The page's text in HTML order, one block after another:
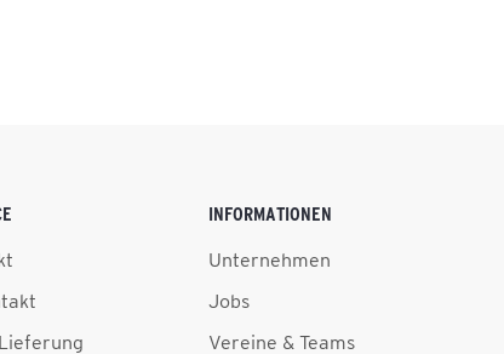
INFORMATIONEN
Unternehmen
Jobs
Vereine & Teams